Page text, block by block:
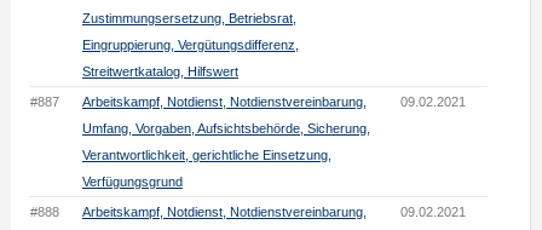
Zustimmungsersetzung, Betriebsrat,
Eingruppierung, Vergütungsdifferenz,
Streitwertkatalog, Hilfswert
#887
Arbeitskampf, Notdienst, Notdienstvereinbarung,
Umfang, Vorgaben, Aufsichtsbehörde, Sicherung,
Verantwortlichkeit, gerichtliche Einsetzung,
Verfügungsgrund
09.02.2021
#888
Arbeitskampf, Notdienst, Notdienstvereinbarung,
09.02.2021